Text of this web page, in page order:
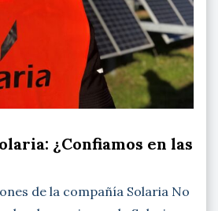
¿Confiamos en las
de la compañía Solaria No